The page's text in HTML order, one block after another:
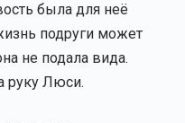
была для неё
подруги может
не подала вида.
руку Люси.